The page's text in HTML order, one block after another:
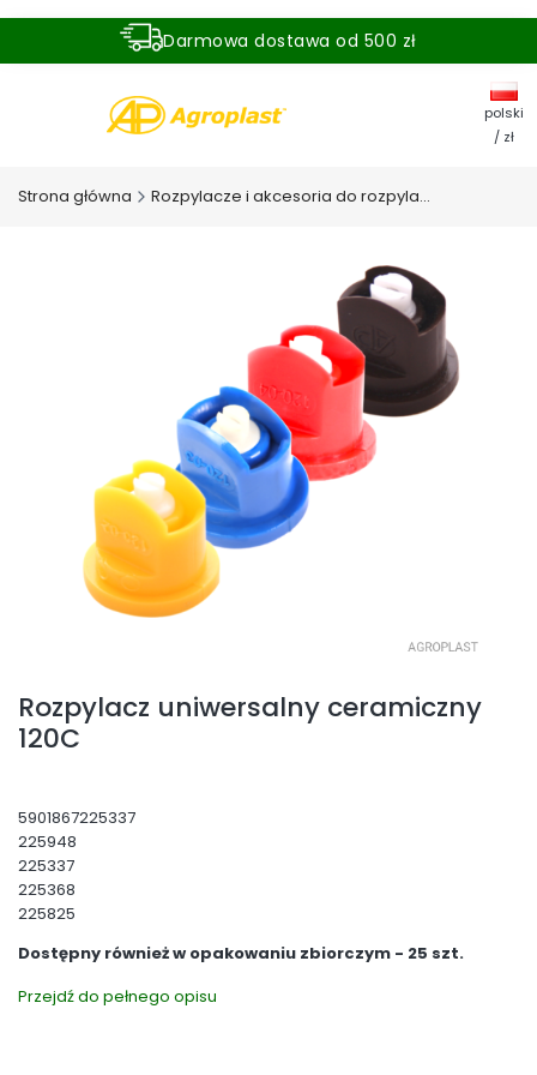
Darmowa dostawa od 500 zł
polski
/ zł
Strona główna Rozpylacze i akcesoria do rozpylaczy
Rozpylacz uniwersalny ceramiczny
120C
5901867225337
225948
225337
225368
225825
Dostępny również w opakowaniu zbiorczym - 25 szt.
Przejdź do pełnego opisu